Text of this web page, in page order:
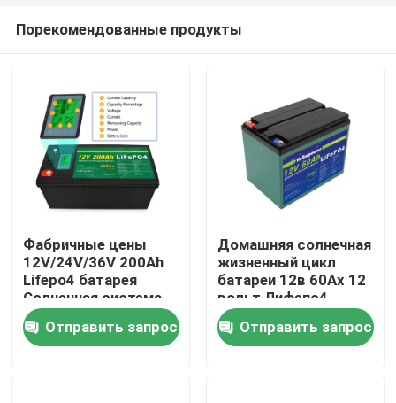
Домой
Продукты
Порекомендованные продукты
Фабричные цены
12V/24V/36V 200Ah
Lifepo4 батарея
Солнечная система
хранения Литий-
ионная батарея для
солнечной панели в
Отправить запрос
Домашняя солнечная
жизненный цикл
батареи 12в 60Ах 12
вольт Лифепо4
длинный
Отправить запрос